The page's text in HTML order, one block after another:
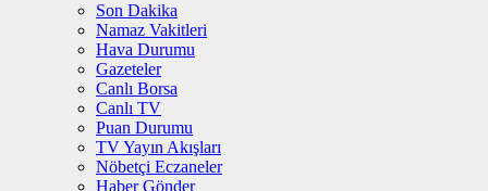
Son Dakika
Namaz Vakitleri
Hava Durumu
Gazeteler
Canlı Borsa
Canlı TV
Puan Durumu
TV Yayın Akışları
Nöbetçi Eczaneler
Haber Gönder